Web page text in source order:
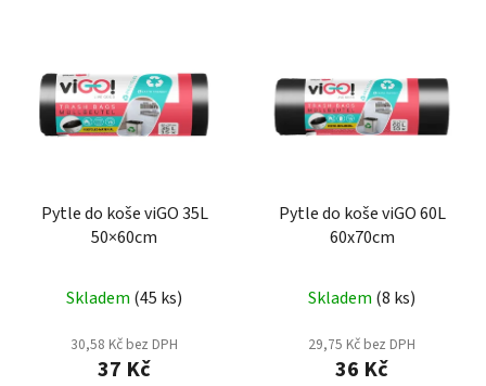
Pytle do koše viGO 35L
50×60cm
Skladem (45 ks)
30,58 Kč bez DPH
37 Kč
Pytle do koše viGO 60L
60x70cm
Skladem (8 ks)
29,75 Kč bez DPH
36 Kč